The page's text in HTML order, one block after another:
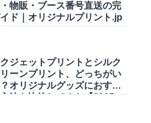
物販・ブース番号直送の完
ド｜オリジナルプリント.jp
ジェットプリントとシルク
ーンプリント、どっちがい
オリジナルグッズにおすす
法を比較してみた【2025-